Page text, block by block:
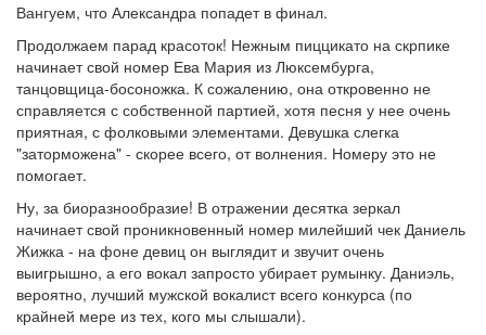
Вангуем, что Александра попадет в финал.
Продолжаем парад красоток! Нежным пиццикато на скрпике
начинает свой номер Ева Мария из Люксембурга,
танцовщица-босоножка. К сожалению, она откровенно не
справляется с собственной партией, хотя песня у нее очень
приятная, с фолковыми элементами. Девушка слегка
"заторможена" - скорее всего, от волнения. Номеру это не
помогает.
Ну, за биоразнообразие! В отражении десятка зеркал
начинает свой проникновенный номер милейший чек Даниель
Жижка - на фоне девиц он выглядит и звучит очень
выигрышно, а его вокал запросто убирает румынку. Даниэль,
вероятно, лучший мужской вокалист всего конкурса (по
крайней мере из тех, кого мы слышали).